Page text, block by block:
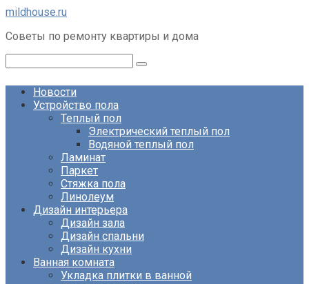
Перейти
контенту
mildhouse.ru
Советы по ремонту квартиры и дома
Новости
Устройство пола
Теплый пол
Электрический теплый пол
Водяной теплый пол
Ламинат
Паркет
Стяжка пола
Линолеум
Дизайн интерьера
Дизайн зала
Дизайн спальни
Дизайн кухни
Ванная комната
Укладка плитки в ванной